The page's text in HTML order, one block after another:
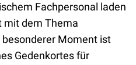
Fachpersonal laden
mit dem Thema
Moment ist
Gedenkortes für